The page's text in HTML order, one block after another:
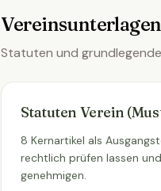
Vereinsunterlagen
Statuten und
Statuten Verein
8 Kernartikel als
rechtlich prüfen lassen
genehmigen.